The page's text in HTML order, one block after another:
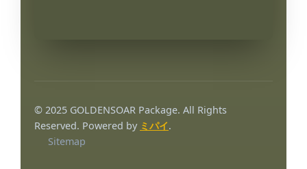
© 2025 GOLDENSOAR Package. All Rights
Reserved. Powered by ミパイ.
Sitemap